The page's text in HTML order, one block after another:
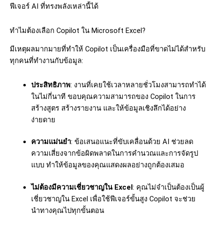
ฟีเจอร์ AI ที่ทรงพลังเหล่านี้ได้
ทำไมต้องเลือก Copilot ใน Microsoft Excel?
มีเหตุผลมากมายที่ทำให้ Copilot เป็นเครื่องมือที่ขาดไม่ได้สำหรับ
ทุกคนที่ทำงานกับข้อมูล:
ประสิทธิภาพ: งานที่เคยใช้เวลาหลายชั่วโมงสามารถทำได้
ในไม่กี่นาที ขอบคุณความสามารถของ Copilot ในการ
สร้างสูตร สร้างรายงาน และให้ข้อมูลเชิงลึกได้อย่าง
ง่ายดาย
ความแม่นยำ: ข้อเสนอแนะที่ขับเคลื่อนด้วย AI ช่วยลด
ความเสี่ยงจากข้อผิดพลาดในการคำนวณและการจัดรูป
แบบ ทำให้ข้อมูลของคุณแสดงผลอย่างถูกต้องเสมอ
ไม่ต้องมีความเชี่ยวชาญใน Excel : คุณไม่จำเป็นต้องเป็นผู้
เชี่ยวชาญใน Excel เพื่อใช้ฟีเจอร์ขั้นสูง Copilot จะช่วย
นำทางคุณไปทุกขั้นตอน